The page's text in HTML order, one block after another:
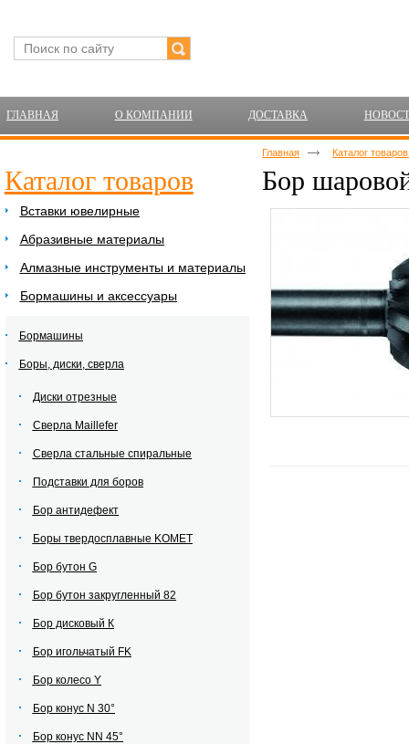
ГЛАВНАЯ О КОМПАНИИ ДОСТАВКА
Каталог товаров
Вставки ювелирные
Абразивные материалы
Алмазные инструменты и материалы
Бормашины и аксессуары
Бормашины
Боры, диски, сверла
Диски отрезные
Сверла Maillefer
Сверла стальные спиральные
Подставки для боров
Бор антидефект
Боры твердосплавные KOMET
Бор бутон G
Бор бутон закругленный 82
Бор дисковый К
Бор игольчатый FK
Бор колесо Y
Бор конус N 30°
Бор конус NN 45°
Главная Каталог
Бор